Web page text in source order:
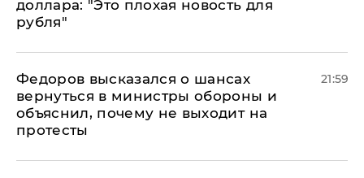
доллара: "Это плохая новость для
рубля"
Федоров высказался о шансах
вернуться в министры обороны и
объяснил, почему не выходит на
протесты
21:59